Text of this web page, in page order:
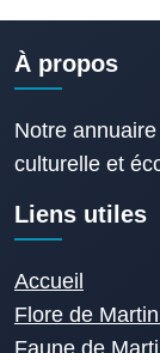
À propos
Notre
culturelle et
Liens utiles
Accueil
Flore de
Faune de